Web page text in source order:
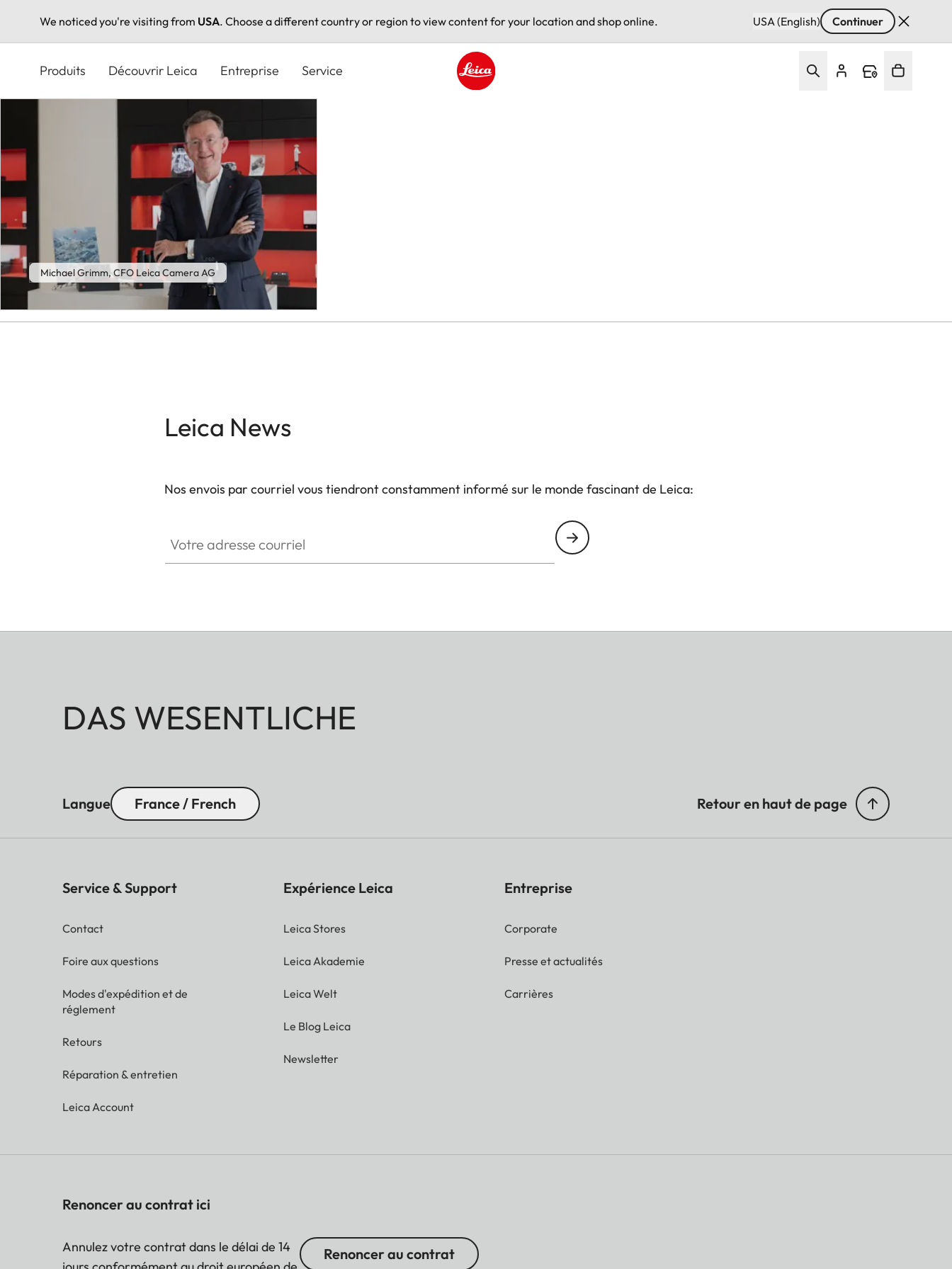
We noticed you're visiting from USA. Choose a different country or region to view content for your location and shop online. USA (English) Continuer
principal
Produits Découvrir Leica Entreprise Service
Michael Grimm, CFO Leica Camera AG
Leica News
Nos envois par courriel vous tiendront constamment informé sur le monde fascinant de Leica:
DAS WESENTLICHE
Langue France / French Retour en haut de page
Service & Support
Contact
Foire aux questions
Modes d'expédition et de
réglement
Retours
Réparation & entretien
Leica Account
Expérience Leica
Leica Stores
Leica Akademie
Leica Welt
Le Blog Leica
Newsletter
Entreprise
Corporate
Presse et actualités
Carrières
Renoncer au contrat ici
Annulez votre contrat dans le délai de 14
Renoncer au contrat